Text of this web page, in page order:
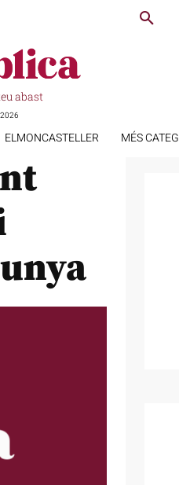
abast
ELMONCASTELLER MÉS